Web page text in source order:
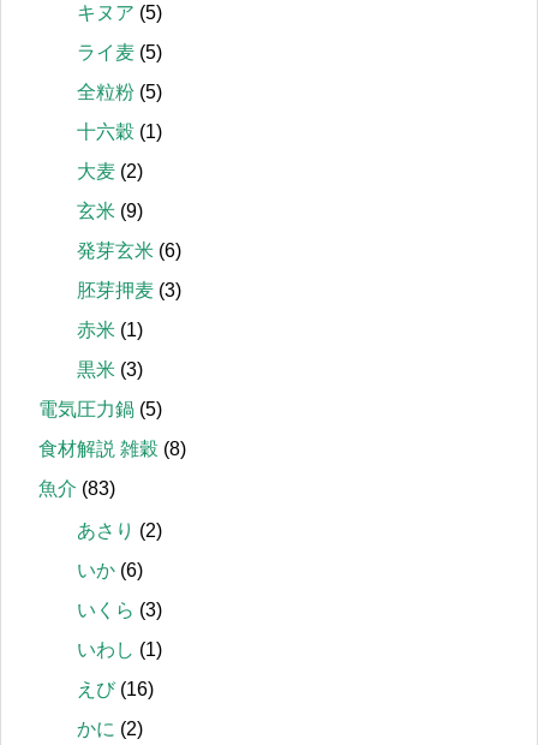
キヌア (5)
ライ麦 (5)
全粒粉 (5)
十六穀 (1)
大麦 (2)
玄米 (9)
発芽玄米 (6)
胚芽押麦 (3)
赤米 (1)
黒米 (3)
電気圧力鍋 (5)
食材解説 雑穀 (8)
魚介 (83)
あさり (2)
いか (6)
いくら (3)
いわし (1)
えび(16)
かに (2)